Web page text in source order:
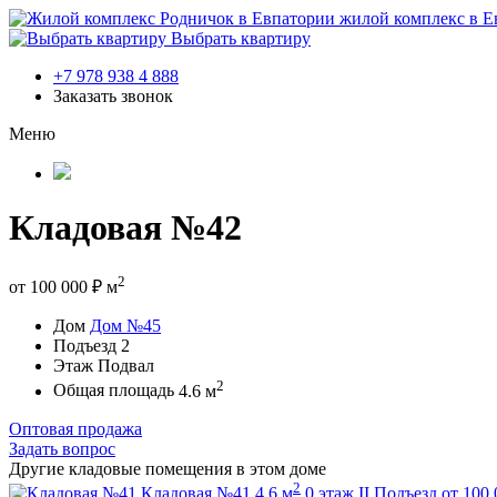
жилой комплекс в
Выбрать квартиру
+7 978 938 4 888
Заказать звонок
Меню
Кладовая №42
от 100 000 ₽ м2
Дом Дом №45
Подъезд 2
Этаж Подвал
Общая площадь 4.6 м2
Оптовая продажа
Задать вопрос
Другие кладовые помещения в этом доме
Кладовая №41 4.6 м2 0 этаж II Подъезд от 100